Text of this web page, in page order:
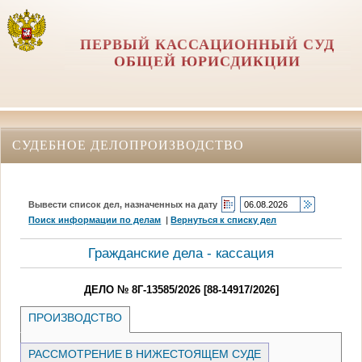
ПЕРВЫЙ КАССАЦИОННЫЙ СУД
ОБЩЕЙ ЮРИСДИКЦИИ
СУДЕБНОЕ ДЕЛОПРОИЗВОДСТВО
Вывести список дел, назначенных на дату
Поиск информации по делам |Вернуться к списку дел
Гражданские дела - кассация
ДЕЛО № 8Г-13585/2026 [88-14917/2026]
ПРОИЗВОДСТВО
РАССМОТРЕНИЕ В НИЖЕСТОЯЩЕМ СУДЕ